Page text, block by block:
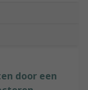
door een